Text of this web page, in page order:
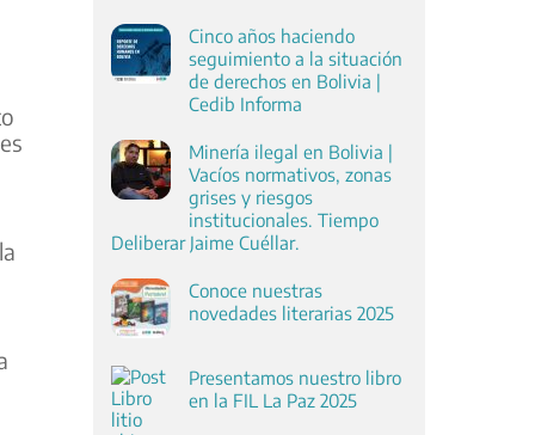
Cinco años haciendo
seguimiento a la situación
de derechos en Bolivia |
Cedib Informa
Minería ilegal en Bolivia |
Vacíos normativos, zonas
grises y riesgos
institucionales. Tiempo
Deliberar Jaime Cuéllar.
Conoce nuestras
novedades literarias 2025
Presentamos nuestro libro
en la FIL La Paz 2025